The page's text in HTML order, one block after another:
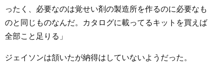
ったく、必要なのは覚せい剤の製造所を作るのに必要なも
のと同じものなんだ。カタログに載ってるキットを買えば
全部こと足りる」
ジェイソンは頷いたが納得はしていないようだった。